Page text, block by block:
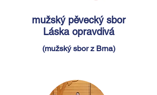
mužský pěvecký sbor
Láska opravdivá
(mužský sbor z Brna)